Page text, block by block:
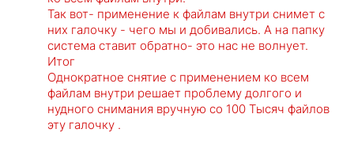
Так вот- применение к файлам внутри снимет с
них галочку - чего мы и добивались. А на папку
система ставит обратно- это нас не волнует.
Итог
Однократное снятие с применением ко всем
файлам внутри решает проблему долгого и
нудного снимания вручную со 100 Тысяч файлов
эту галочку .